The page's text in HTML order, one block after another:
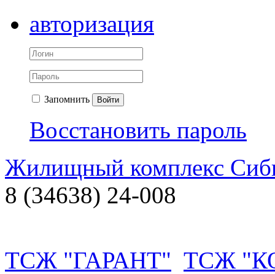
авторизация
Запомнить Войти
Восстановить пароль
Жилищный комплекс
8 (34638) 24-008
ТСЖ "ГАРАНТ" ТСЖ